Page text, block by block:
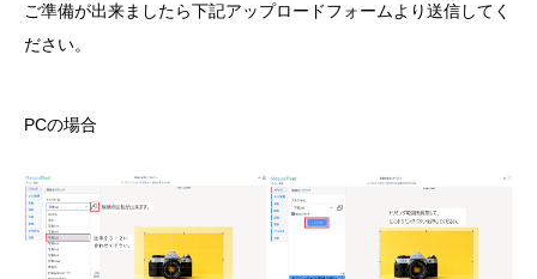
ご準備が出来ましたら下記アップロードフォームより送信してく
ださい。
PCの場合